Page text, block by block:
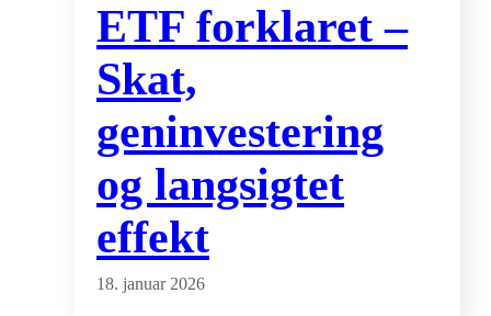
ETF forklaret –
Skat,
geninvestering
og langsigtet
effekt
18. januar 2026